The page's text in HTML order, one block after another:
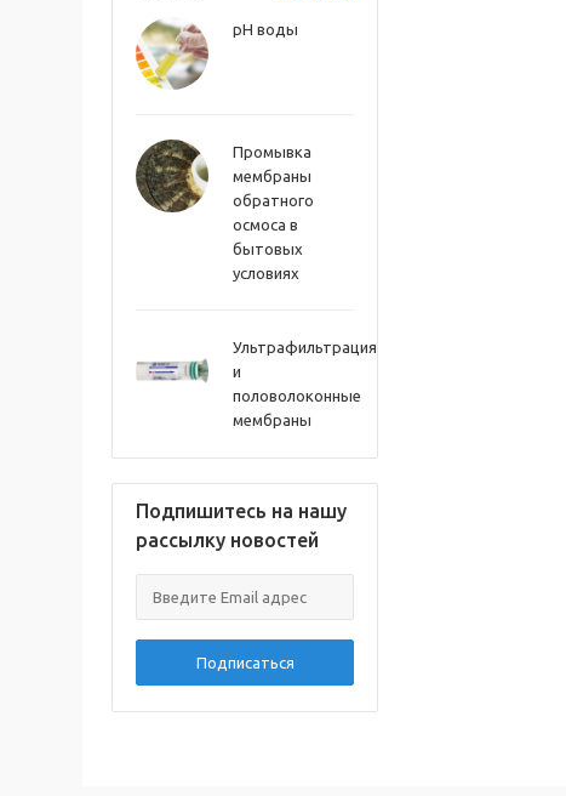
pH воды
Промывка
мембраны
обратного
осмоса в
бытовых
условиях
Ультрафильтрация
и
половолоконные
мембраны
Подпишитесь на нашу
рассылку новостей
Подписаться